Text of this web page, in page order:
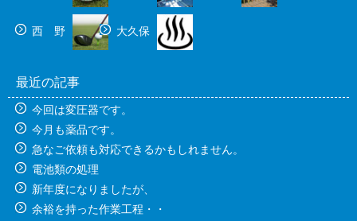
西 野 大久保
最近の記事
今回は変圧器です。
今月も薬品です。
急なご依頼も対応できるかもしれません。
電池類の処理
新年度になりましたが、
余裕を持った作業工程・・